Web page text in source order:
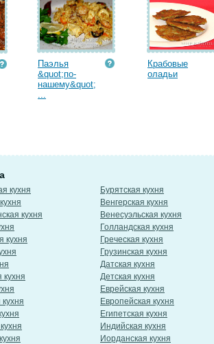
Паэлья
&quot;по-
нашему&quot;
...
Крабовые
оладьи
кухня
кухня
кухня
кухня
Бурятская кухня
Венгерская кухня
Венесуэльская кухня
Голландская кухня
Греческая кухня
Грузинская кухня
Датская кухня
Детская кухня
Еврейская кухня
Европейская кухня
Египетская кухня
Индийская кухня
Иорданская кухня